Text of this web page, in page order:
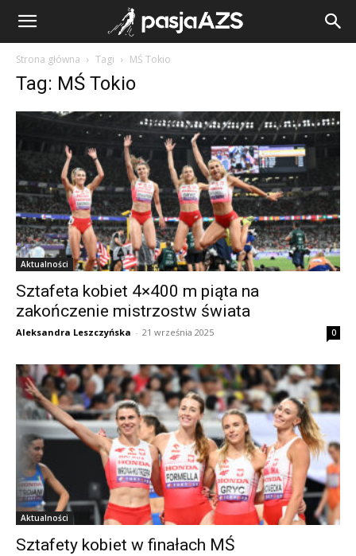
Strona główna Tagi MŚ Tokio
Tag: MŚ Tokio
Aktualności
Sztafeta kobiet 4×400 m piąta na
zakończenie mistrzostw świata
Aleksandra Leszczyńska - 21 września 2025 0
Aktualności
Sztafety kobiet w finałach MŚ